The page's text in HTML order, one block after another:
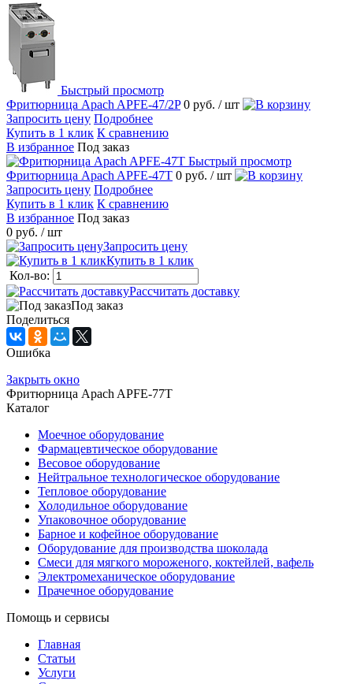
Быстрый просмотр
Фритюрница Apach APFE-47/2P 0 руб. / шт
Запросить цену Подробнее
Купить в 1 клик К сравнению
В избранное Под заказ
Быстрый просмотр
Фритюрница Apach APFE-47T 0 руб. / шт
Запросить цену Подробнее
Купить в 1 клик К сравнению
В избранное Под заказ
0 руб. / шт
Запросить цену
Купить в 1 клик
Кол-во:
Рассчитать доставку
Под заказ
Поделиться
Ошибка
Закрыть окно
Фритюрница Apach APFE-77T
Каталог
Моечное оборудование
Фармацевтическое оборудование
Весовое оборудование
Нейтральное технологическое оборудование
Тепловое оборудование
Холодильное оборудование
Упаковочное оборудование
Барное и кофейное оборудование
Оборудование для производства шоколада
Смеси для мягкого мороженого, коктейлей, вафель
Электромеханическое оборудование
Прачечное оборудование
Помощь и сервисы
Главная
Статьи
Услуги